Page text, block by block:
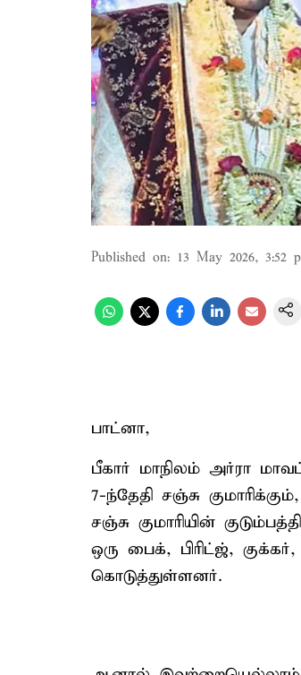
Published on: 13 May 2026, 3:52
பாட்னா,
பீகார் மாநிலம் அர்ரா
7-ந்தேதி சஞ்சு
சஞ்சு குமாரியின்
ஒரு பைக், பிரிட்ஜ்,
கொடுத்துள்ளனர்.